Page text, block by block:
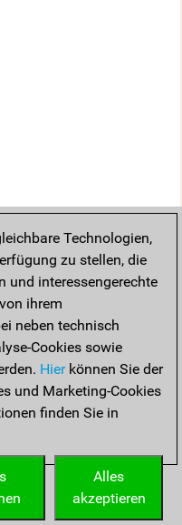
Technologien,
zu stellen, die
und interessengerechte
ihrem
neben technisch
Cookies sowie
Hierkönnen Sie der
und Marketing-Cookies
finden Sie in
Alles
akzeptieren